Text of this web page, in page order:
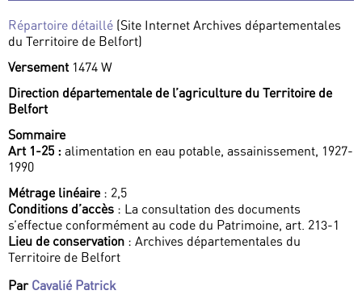
Répartoire détaillé (Site Internet Archives départementales
du Territoire de Belfort)
Versement 1474 W
Direction départementale de l’agriculture du Territoire de
Belfort
Sommaire
Art 1-25 : alimentation en eau potable, assainissement, 1927-
1990
Métrage linéaire: 2,5
Conditions d’accès : La consultation des documents
s’effectue conformément au code du Patrimoine, art. 213-1
Lieu de conservation : Archives départementales du
Territoire de Belfort
Par Cavalié Patrick